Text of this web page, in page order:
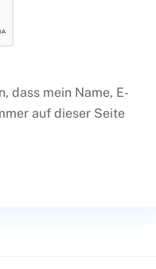
dass mein Name, E-
auf dieser Seite